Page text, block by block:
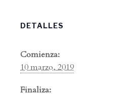
DETALLES
Comienza:
10 marzo, 2019
Finaliza: